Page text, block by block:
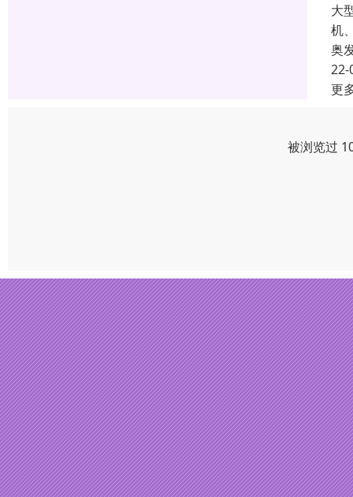
大
机
奥
22-
更
被浏览过